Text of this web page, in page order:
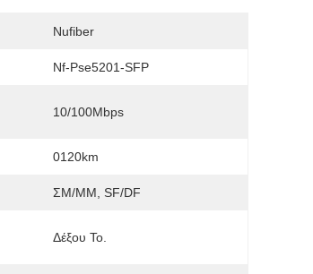
Nufiber
Nf-Pse5201-SFP
10/100Mbps
0120km
ΣΜ/ΜΜ, SF/DF
Δέξου Το.